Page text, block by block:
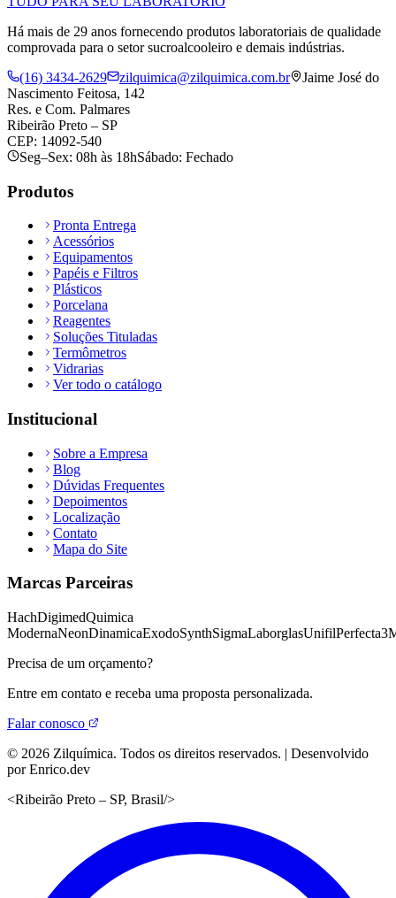
Há mais de 29 anos fornecendo produtos laboratoriais de qualidade
comprovada para o setor sucroalcooleiro e demais indústrias.
(16) 3434-2629
zilquimica@zilquimica.com.br
Jaime José do
Nascimento Feitosa, 142
Res. e Com. Palmares
Ribeirão Preto – SP
CEP: 14092-540
Seg–Sex: 08h às 18hSábado: Fechado
Produtos
Pronta Entrega
Acessórios
Equipamentos
Papéis e Filtros
Plásticos
Porcelana
Reagentes
Soluções Tituladas
Termômetros
Vidrarias
Ver todo o catálogo
Institucional
Sobre a Empresa
Blog
Dúvidas Frequentes
Depoimentos
Localização
Contato
Mapa do Site
Marcas Parceiras
HachDigimedQuimica
ModernaNeonDinamicaExodoSynthSigmaLaborglasUnifilPerfecta
Precisa de um orçamento?
Entre em contato e receba uma proposta personalizada.
Falar conosco
© 2026 Zilquímica. Todos os direitos reservados. | Desenvolvido
por Enrico.dev
<Ribeirão Preto – SP, Brasil/>